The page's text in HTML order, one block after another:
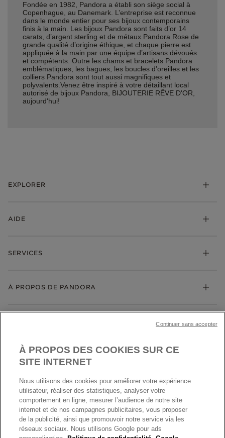
Fondée en 1982, Pandora a établi son siège social à
Copenhague, au Danemark. L’entreprise est reconnue
dans le monde entier pour ses bijoux contemporains
finis à la main. Les bijoux Pandora sont faits d’or 14
carats, d’argent sterling et de métaux Pandora Rose de
grande qualité d’origine éthique, et chaque pierre est
appliquée à la main par une équipe d’artisans dévoués
et compétents. Outre les chams et bracelets Pandora
emblématiques, les bagues, les boucles d’oreilles et les
colliers Pandora sont tout aussi magnifiques et
polyvalents.Venez être inspiré à votre détaillant local
autorisé de bijoux Pandora, BIJOUTERIE RÊVE D'OR,
aujourd'hui!
EXPLORER
Bijoux
Trouver une boutique
AIDE
Suivre ma commande
Échanges et retours
Garantie
Nous contacter
*Conditions des offres en cours
SERVICES
Gravure
Nettoyage & Entretien
Conditions générales de My Pandora
À PROPOS DE PANDORA
Politique de confidentialité
Protection des données
Conditions générales de vente
Conditions générales de vente Click & Collect
FRANCE France
© TOUS DROITS RESERVES. 2026 Pandora
À PROPOS DES COOKIES SUR CE
SITE INTERNET
Nous utilisons des cookies pour améliorer votre expérience
utilisateur, réaliser des statistiques, analyser votre
comportement en ligne, mesurer l’audience de notre site
internet et de nos campagnes publicitaires, vous proposer
de la publicité, ainsi que promouvoir notre service via les
réseaux sociaux. Nous utilisons Google pour ads
Continuer sans accepter